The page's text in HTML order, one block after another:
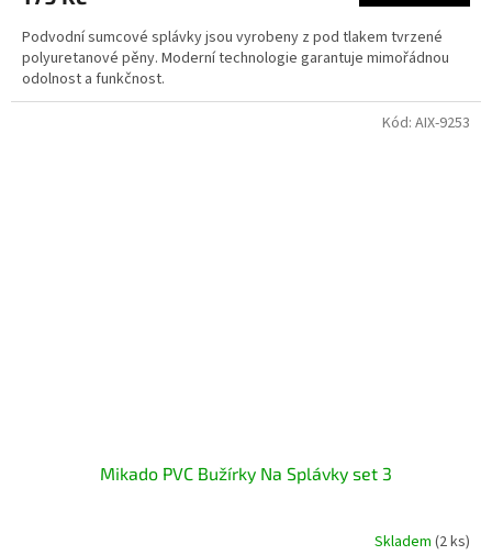
Podvodní sumcové splávky jsou vyrobeny z pod tlakem tvrzené
polyuretanové pěny. Moderní technologie garantuje mimořádnou
odolnost a funkčnost.
Mikado PVC Bužírky Na Splávky set 3
Skladem (2 ks)
Kód: AIX-9253